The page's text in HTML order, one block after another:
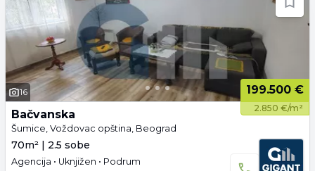
16 199.500 €
2.850 €/m²
Bačvanska
Šumice, Voždovac opština, Beograd
70m² | 2.5 sobe
Agencija • Uknjižen • Podrum